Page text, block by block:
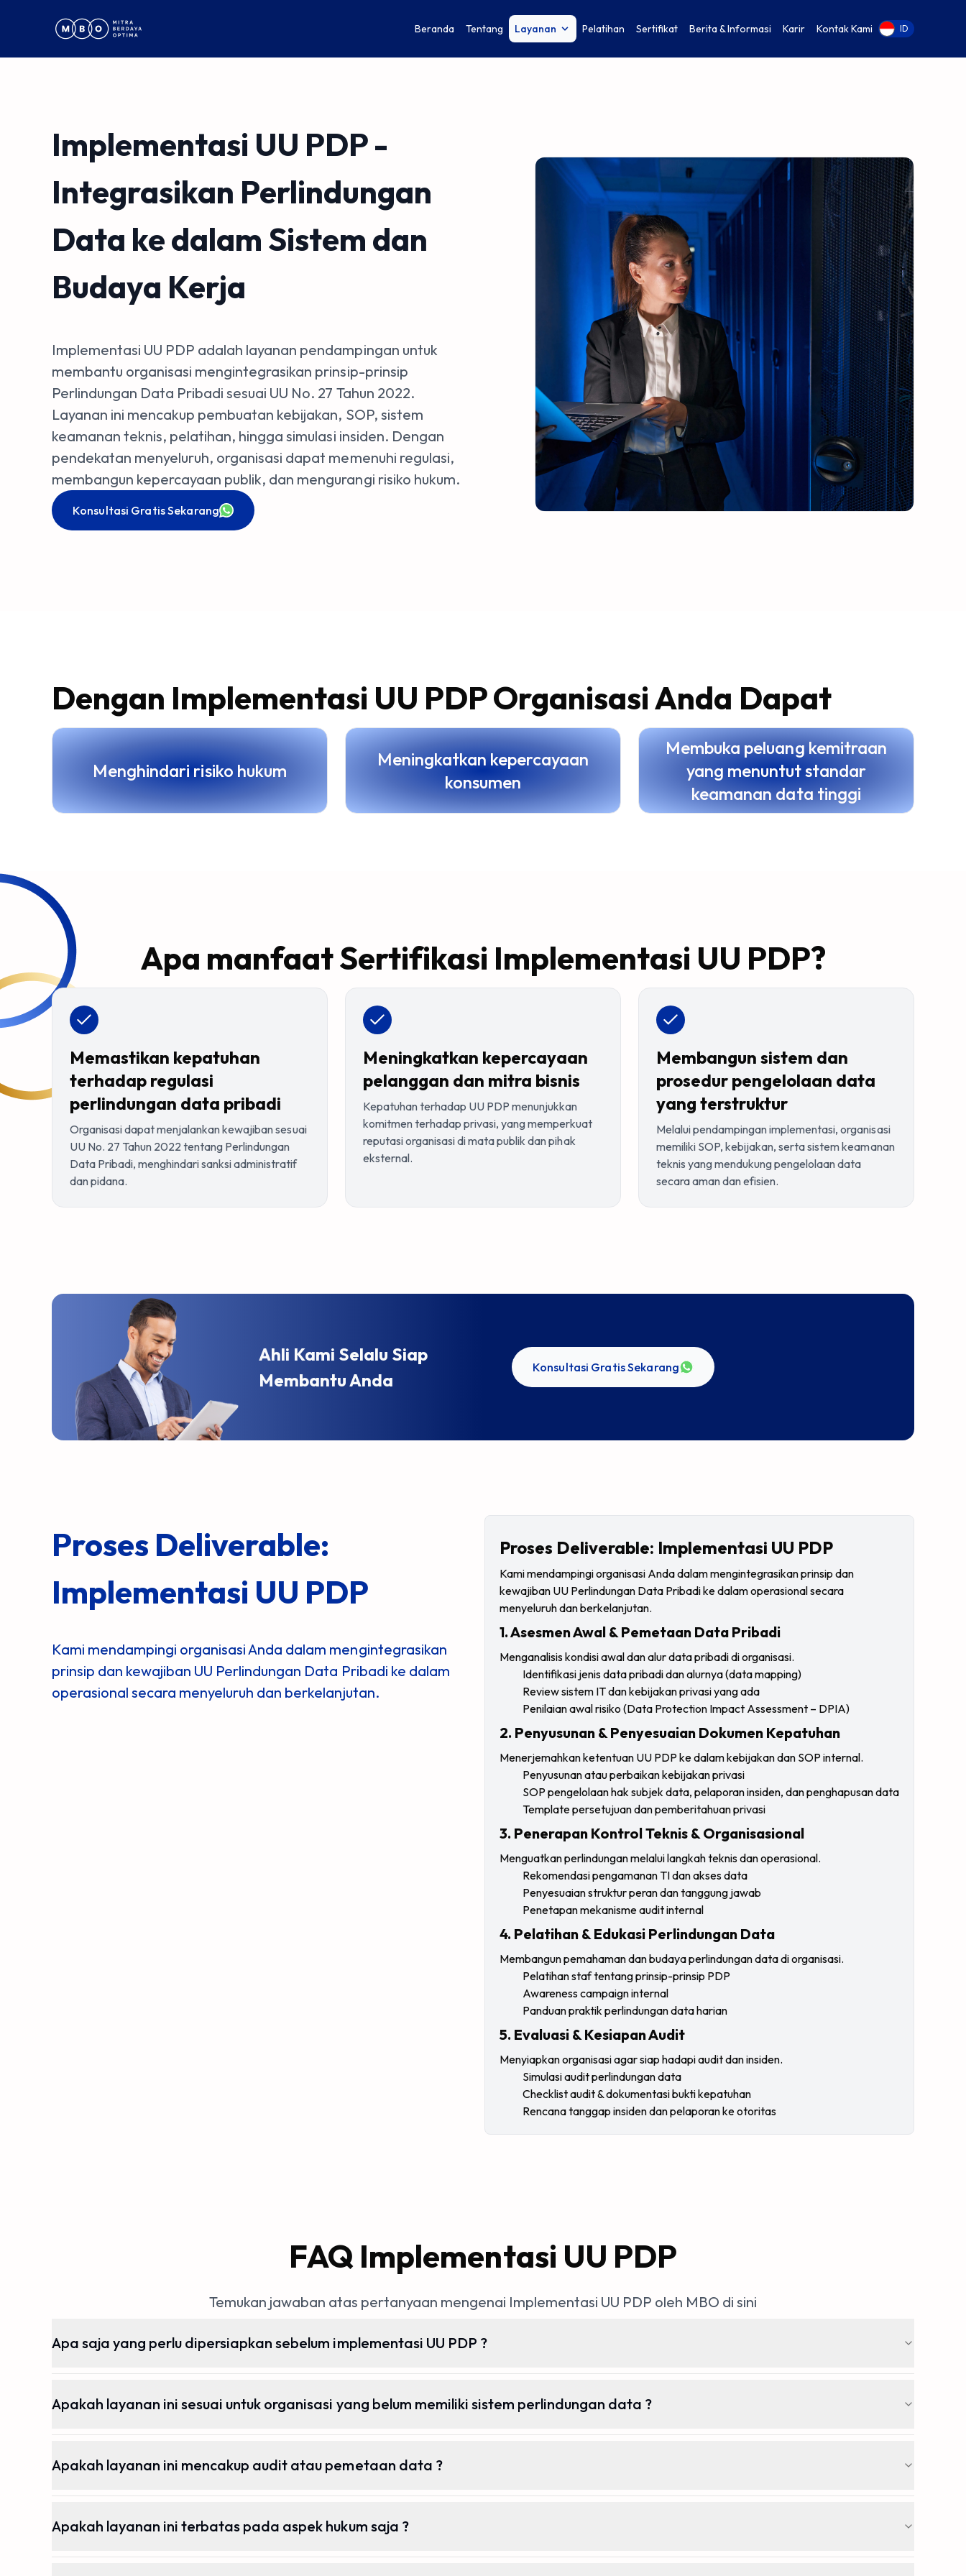
Beranda Tentang Layanan Pelatihan Sertifikat Berita & Informasi Karir Kontak Kami EN ID
Implementasi UU PDP -
Integrasikan Perlindungan
Data ke dalam Sistem dan
Budaya Kerja
Implementasi UU PDP adalah layanan pendampingan untuk
membantu organisasi mengintegrasikan prinsip-prinsip
Perlindungan Data Pribadi sesuai UU No. 27 Tahun 2022.
Layanan ini mencakup pembuatan kebijakan, SOP, sistem
keamanan teknis, pelatihan, hingga simulasi insiden. Dengan
pendekatan menyeluruh, organisasi dapat memenuhi regulasi,
membangun kepercayaan publik, dan mengurangi risiko hukum.
Konsultasi Gratis Sekarang
Dengan Implementasi UU PDP Organisasi Anda Dapat
Menghindari risiko hukum
Meningkatkan kepercayaan
konsumen
Membuka peluang kemitraan
yang menuntut standar
keamanan data tinggi
Apa manfaat Sertifikasi Implementasi UU PDP?
Memastikan kepatuhan
terhadap regulasi
perlindungan data pribadi
Organisasi dapat menjalankan kewajiban sesuai
UU No. 27 Tahun 2022 tentang Perlindungan
Data Pribadi, menghindari sanksi administratif
dan pidana.
Meningkatkan kepercayaan
pelanggan dan mitra bisnis
Kepatuhan terhadap UU PDP menunjukkan
komitmen terhadap privasi, yang memperkuat
reputasi organisasi di mata publik dan pihak
eksternal.
Membangun sistem dan
prosedur pengelolaan data
yang terstruktur
Melalui pendampingan implementasi, organisasi
memiliki SOP, kebijakan, serta sistem keamanan
teknis yang mendukung pengelolaan data
secara aman dan efisien.
Ahli Kami Selalu Siap
Membantu Anda
Konsultasi Gratis Sekarang
Proses Deliverable:
Implementasi UU PDP
Kami mendampingi organisasi Anda dalam mengintegrasikan
prinsip dan kewajiban UU Perlindungan Data Pribadi ke dalam
operasional secara menyeluruh dan berkelanjutan.
Proses Deliverable: Implementasi UU PDP
Kami mendampingi organisasi Anda dalam mengintegrasikan prinsip dan
kewajiban UU Perlindungan Data Pribadi ke dalam operasional secara
menyeluruh dan berkelanjutan.
1. Asesmen Awal & Pemetaan Data Pribadi
Menganalisis kondisi awal dan alur data pribadi di organisasi.
Identifikasi jenis data pribadi dan alurnya (data mapping)
Review sistem IT dan kebijakan privasi yang ada
Penilaian awal risiko (Data Protection Impact Assessment – DPIA)
2. Penyusunan & Penyesuaian Dokumen Kepatuhan
Menerjemahkan ketentuan UU PDP ke dalam kebijakan dan SOP internal.
Penyusunan atau perbaikan kebijakan privasi
SOP pengelolaan hak subjek data, pelaporan insiden, dan penghapusan data
Template persetujuan dan pemberitahuan privasi
3. Penerapan Kontrol Teknis & Organisasional
Menguatkan perlindungan melalui langkah teknis dan operasional.
Rekomendasi pengamanan TI dan akses data
Penyesuaian struktur peran dan tanggung jawab
Penetapan mekanisme audit internal
4. Pelatihan & Edukasi Perlindungan Data
Membangun pemahaman dan budaya perlindungan data di organisasi.
Pelatihan staf tentang prinsip-prinsip PDP
Awareness campaign internal
Panduan praktik perlindungan data harian
5. Evaluasi & Kesiapan Audit
Menyiapkan organisasi agar siap hadapi audit dan insiden.
Simulasi audit perlindungan data
Checklist audit & dokumentasi bukti kepatuhan
Rencana tanggap insiden dan pelaporan ke otoritas
FAQ Implementasi UU PDP
Temukan jawaban atas pertanyaan mengenai Implementasi UU PDP oleh MBO di sini
Apa saja yang perlu dipersiapkan sebelum implementasi UU PDP ?
Apakah layanan ini sesuai untuk organisasi yang belum memiliki sistem perlindungan data ?
Apakah layanan ini mencakup audit atau pemetaan data ?
Apakah layanan ini terbatas pada aspek hukum saja ?